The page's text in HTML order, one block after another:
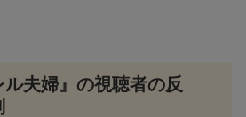
ル夫婦』の視聴者の反